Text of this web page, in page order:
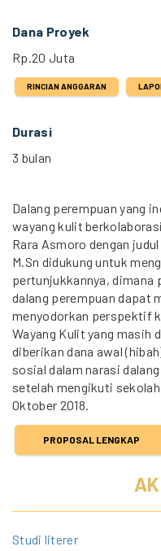
Dana Proyek
Rp.20 Juta
RINCIAN ANGGARAN
Durasi
3 bulan
Dalang perempuan yang
wayang kulit
Rara Asmoro dengan
M.Sn didukung untuk
pertunjukkannya, dimana
dalang perempuan dapat
menyodorkan perspektif
Wayang Kulit yang masih
diberikan dana awal
sosial dalam narasi
setelah mengikuti
Oktober 2018.
PROPOSAL LENGKAP
Studi literer